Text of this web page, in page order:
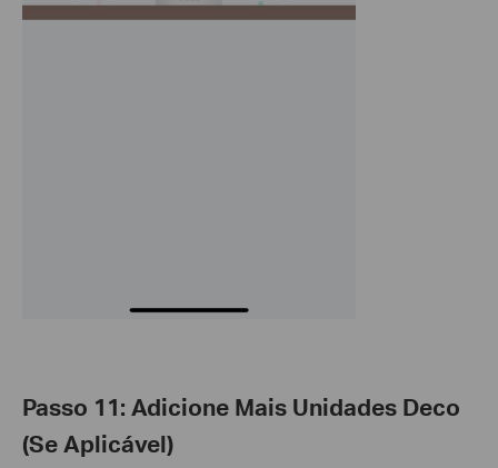
Passo 11: Adicione Mais Unidades Deco
(Se Aplicável)